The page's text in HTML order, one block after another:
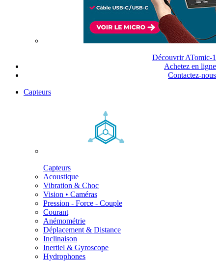
Découvrir ATomic-1
Achetez en ligne
Contactez-nous
Capteurs
Capteurs
Acoustique
Vibration & Choc
Vision • Caméras
Pression - Force - Couple
Courant
Anémométrie
Déplacement & Distance
Inclinaison
Inertiel & Gyroscope
Hydrophones